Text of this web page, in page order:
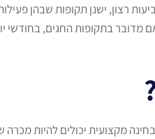
רצון, ישנן תקופות שבהן
בתקופות החגים, בחודשי
מקצועית יכולים להיות